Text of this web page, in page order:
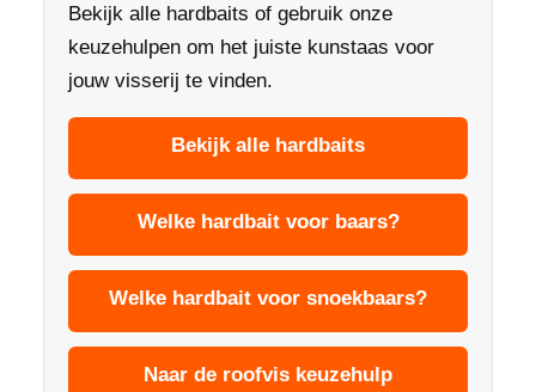
Bekijk alle hardbaits of gebruik onze
keuzehulpen om het juiste kunstaas voor
jouw visserij te vinden.
Bekijk alle hardbaits
Welke hardbait voor baars?
Welke hardbait voor snoekbaars?
Naar de roofvis keuzehulp